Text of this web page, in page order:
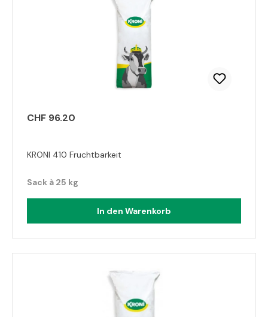
CHF 96.20
KRONI 410 Fruchtbarkeit
Sack à 25 kg
In den Warenkorb